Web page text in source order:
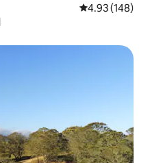
Calificación
4.93 (148)